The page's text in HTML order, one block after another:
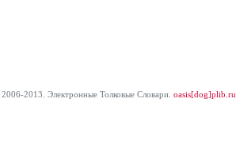
2006-2013. Электронные Толковые Cловари. oasis[dog]plib.ru